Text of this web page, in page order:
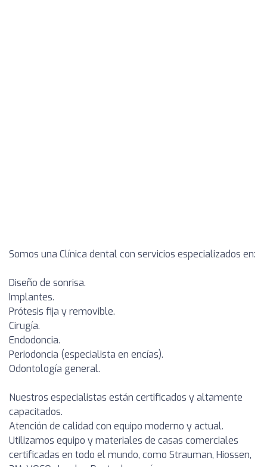
Somos una Clínica dental con servicios especializados en:
Diseño de sonrisa.
Implantes.
Prótesis fija y removible.
Cirugía.
Endodoncia.
Periodoncia (especialista en encías).
Odontología general.
Nuestros especialistas están certificados y altamente
capacitados.
Atención de calidad con equipo moderno y actual.
Utilizamos equipo y materiales de casas comerciales
certificadas en todo el mundo, como Strauman, Hiossen,